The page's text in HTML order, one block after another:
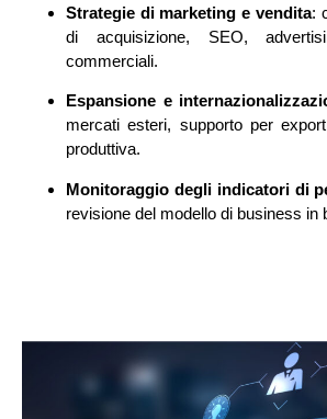
Strategie di marketing e vendita:
di acquisizione, SEO,
commerciali.
Espansione e
mercati esteri, supporto per
produttiva.
Monitoraggio degli indicatori di
revisione del modello di business in